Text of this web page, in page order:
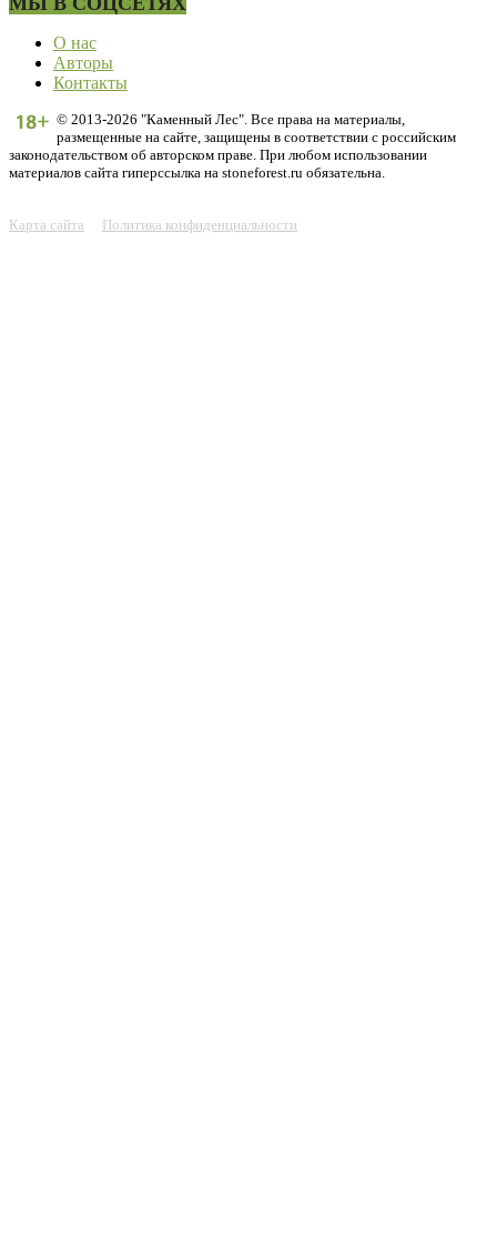
О нас
Авторы
Контакты
© 2013-2026 "Каменный Лес". Все права на материалы,
размещенные на сайте, защищены в соответствии с российским
законодательством об авторском праве. При любом использовании
материалов сайта гиперссылка на stoneforest.ru обязательна.
Карта сайта Политика конфиденциальности